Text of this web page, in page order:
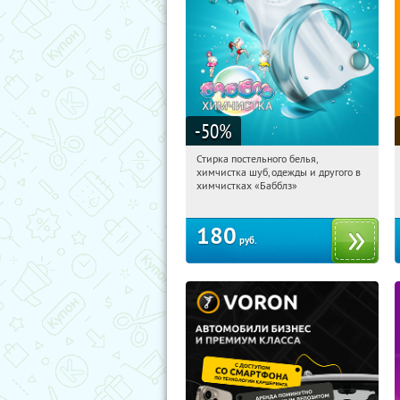
-50%
10:45:37 Купили:
Новослободская
Стирка постельного белья,
химчистка шуб, одежды и другого в
химчистках «Бабблз»
180 руб.